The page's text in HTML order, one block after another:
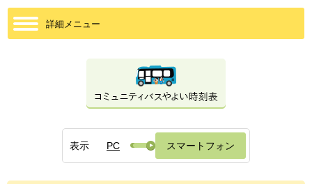
詳細メニュー
表示 PC スマートフォン